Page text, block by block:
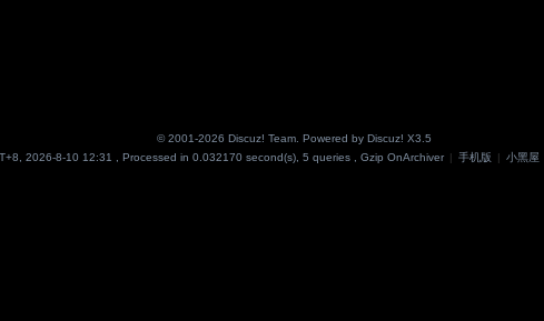
© 2001-2026Discuz! Team . Powered byDiscuz! X3.5
2026-8-10 12:31
, Processed in 0.032170 second(s), 5 queries , Gzip OnArchiver | 手机版 | 小黑屋